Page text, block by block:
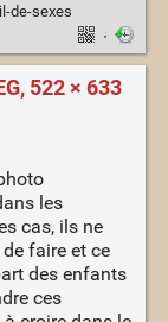
de-sexes
·
522 × 633
les
cas, ils ne
faire et ce
des enfants
ces